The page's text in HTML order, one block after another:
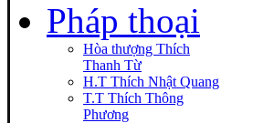
Pháp thoại
Hòa thượng Thích
Thanh Từ
H.T Thích Nhật Quang
T.T Thích Thông
Phương